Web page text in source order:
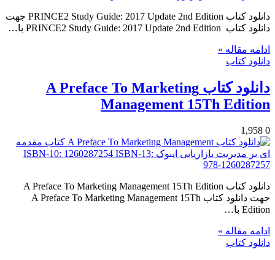
دانلود کتاب PRINCE2 Study Guide: 2017 Update 2nd Edition جهت
دانلود کتاب PRINCE2 Study Guide: 2017 Update 2nd Edition با…
ادامه مقاله »
دانلود کتاب
دانلود کتاب A Preface To Marketing
Management 15Th Edition
0
دانلود کتاب A Preface To Marketing Management 15Th Edition
جهت دانلود کتاب A Preface To Marketing Management 15Th
Edition با…
ادامه مقاله »
دانلود کتاب